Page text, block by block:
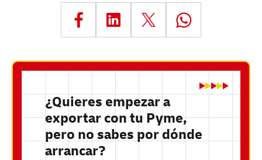
¿Quieres empezar a
exportar con tu Pyme,
pero no sabes por dónde
arrancar?